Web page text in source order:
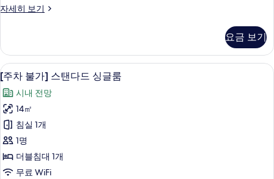
더
룸
사
진
모
두
보
기
자세히 보기
[주
스
탠
다
드
더
블
룸
자
세
히
보
기
요금 보기
[주
차
불
가]
스
탠
다
객실 내 금고, 책상, 노트북 작업 공간,
5
[주차 불가] 스탠다드 싱글룸
시내 전망
14㎡
침실 1개
1명
더블침대 1개
무료 WiFi